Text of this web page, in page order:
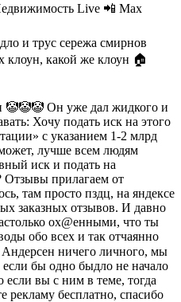
Live 📲 Max
и трус сережа смирнов
клоун, какой же клоун 🏠
🤡🤡🤡 Он уже дал жидкого и
Хочу подать иск на этого
с указанием 1-2 млрд
лучше всем людям
иск и подать на
Отзывы прилагаем от
там просто пздц, на яндексе
заказных отзывов. И давно
ох@енными, что ты
обо всех и так отчаянно
ничего личного, мы
бы одно быдло не начало
если вы с ним в теме, тогда
рекламу бесплатно, спасибо